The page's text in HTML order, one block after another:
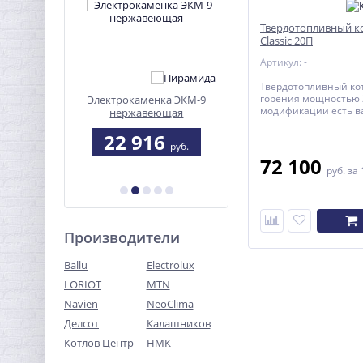
Электрокаменка ЭКМ-9
нержавеющая
22 916 руб.
Конвектор
ЭВУС-2,0
Производители
Ballu
Electrolux
LORIOT
MTN
Navien
NeoClima
Делсот
Калашников
Котлов Центр
НМК
Твердотопливный
Classic 20П
Артикул: -
Твердотопливный
горения мощностью
модификации есть
72 100 руб. за